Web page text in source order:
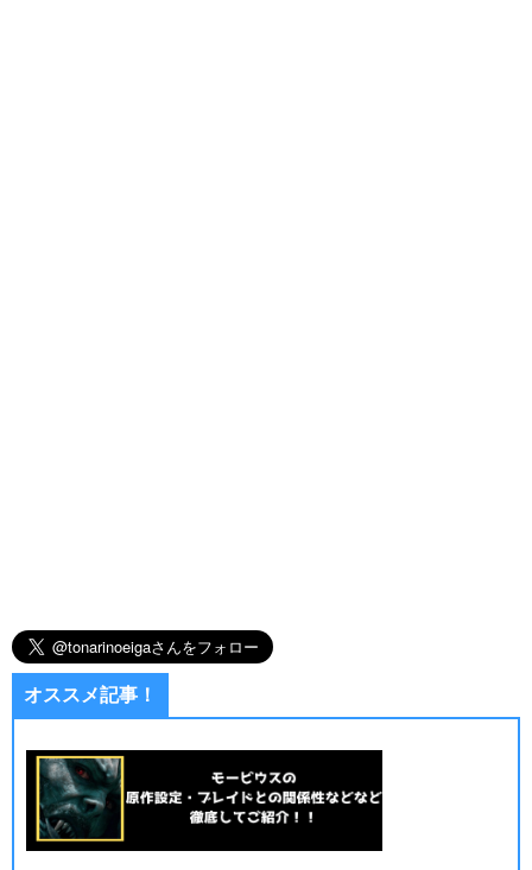
オススメ記事！